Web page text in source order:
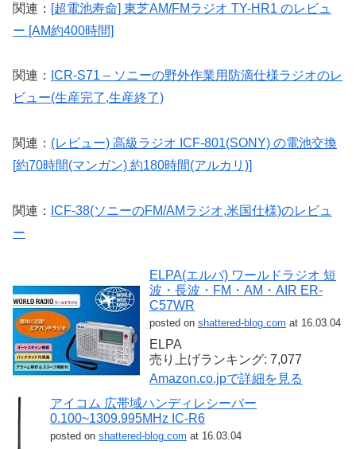
関連： [超電池寿命] 東芝AM/FMラジオ TY-HR1 のレビュ
ー [AM約400時間]
関連：
ICR-S71 – ソニーの野外作業用防滴仕様ラジオのレ
ビュー(生産完了,生産終了)
関連： (レビュー) 高級ラジオ ICF-801(SONY) の電池交換
[約70時間(マンガン) 約180時間(アルカリ)]
関連：
ICF-38(ソニーのFM/AMラジオ,米国仕様)のレビュ
ー
ELPA(エルパ) ワールドラジオ 短
波・長波・FM・AM・AIR ER-
C57WR
posted on shattered-blog.com at 16.03.04
ELPA
売り上げランキング: 7,077
Amazon.co.jpで詳細を見る
アイコム 広帯域ハンディレシーバー
0.100~1309.995MHz IC-R6
posted on shattered-blog.com at 16.03.04